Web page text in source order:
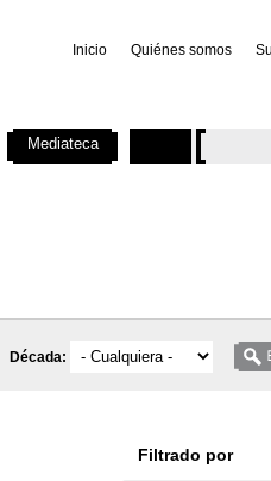
Inicio Quiénes somos
Década:
Filtrado por
Mediateca